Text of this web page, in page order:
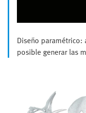
Diseño
posible generar las